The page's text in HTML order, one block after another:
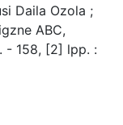
Daila Ozola ;
ABC,
- 158, [2] lpp. :